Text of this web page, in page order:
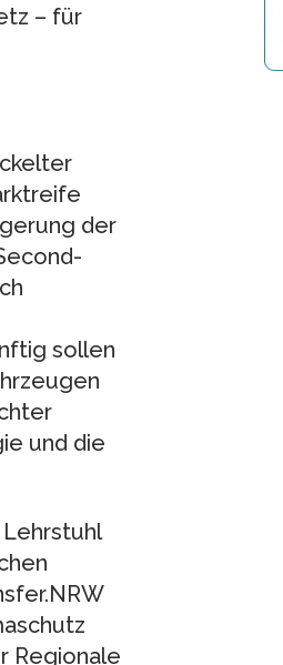
– für
der
sollen
und die
Regionale